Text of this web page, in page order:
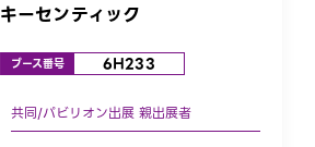
キーセンティック
ブース番号 6H233